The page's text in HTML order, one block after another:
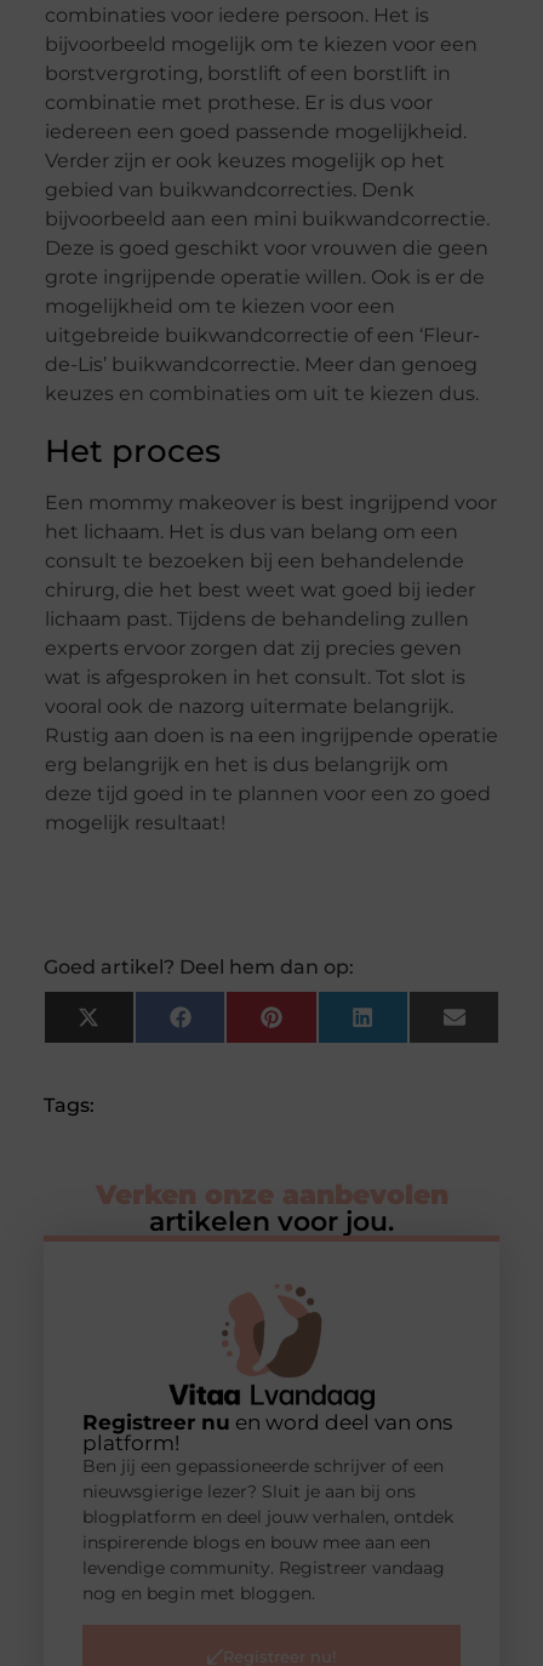
combinaties voor iedere persoon. Het is
bijvoorbeeld mogelijk om te kiezen voor een
borstvergroting, borstlift of een borstlift in
combinatie met prothese. Er is dus voor
iedereen een goed passende mogelijkheid.
Verder zijn er ook keuzes mogelijk op het
gebied van buikwandcorrecties. Denk
bijvoorbeeld aan een mini buikwandcorrectie.
Deze is goed geschikt voor vrouwen die geen
grote ingrijpende operatie willen. Ook is er de
mogelijkheid om te kiezen voor een
uitgebreide buikwandcorrectie of een ‘Fleur-
de-Lis’ buikwandcorrectie. Meer dan genoeg
keuzes en combinaties om uit te kiezen dus.
Het proces
Een mommy makeover is best ingrijpend voor
het lichaam. Het is dus van belang om een
consult te bezoeken bij een behandelende
chirurg, die het best weet wat goed bij ieder
lichaam past. Tijdens de behandeling zullen
experts ervoor zorgen dat zij precies geven
wat is afgesproken in het consult. Tot slot is
vooral ook de nazorg uitermate belangrijk.
Rustig aan doen is na een ingrijpende operatie
erg belangrijk en het is dus belangrijk om
deze tijd goed in te plannen voor een zo goed
mogelijk resultaat!
Goed artikel? Deel hem dan op:
X
(Twitter)
FacebookPinterestLinkedInEmail
Tags:
Verken onze aanbevolen
artikelen voor jou.
Registreer nu en word deel van ons
platform!
Ben jij een gepassioneerde schrijver of een
nieuwsgierige lezer? Sluit je aan bij ons
blogplatform en deel jouw verhalen, ontdek
inspirerende blogs en bouw mee aan een
levendige community. Registreer vandaag
nog en begin met bloggen.
Registreer nu!